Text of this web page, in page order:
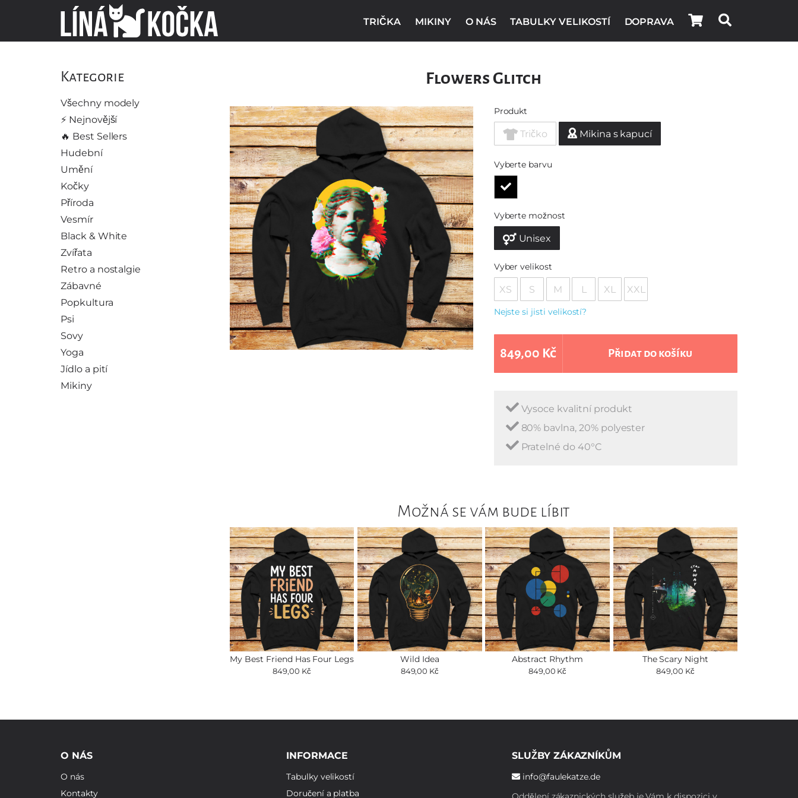
TRIČKA MIKINY O NÁS TABULKY VELIKOSTÍ DOPRAVA
Kategorie
Všechny modely
⚡️ Nejnovější
🔥 Best Sellers
Hudební
Umění
Kočky
Příroda
Vesmír
Black & White
Zvířata
Retro a nostalgie
Zábavné
Popkultura
Psi
Sovy
Yoga
Jídlo a pití
Mikiny
Flowers Glitch
Produkt
Tričko Mikina s kapucí
Vyberte barvu
Vyberte možnost
Unisex
Vyber velikost
XS S M L XL XXL
Nejste si jisti velikostí?
849,00 Kč Přidat do košíku
Vysoce kvalitní produkt
80% bavlna, 20% polyester
Pratelné do 40°C
Možná se vám bude líbit
My Best Friend Has Four Legs
849,00 Kč
Wild Idea
849,00 Kč
Abstract Rhythm
849,00 Kč
The Scary Night
849,00 Kč
O NÁS
O nás
Kontakty
INFORMACE
Tabulky velikostí
Doručení a platba
SLUŽBY ZÁKAZNÍKŮM
info@faulekatze.de